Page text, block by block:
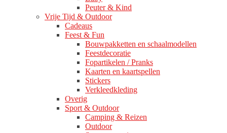
Peuter & Kind
Vrije Tijd & Outdoor
Cadeaus
Feest & Fun
Bouwpakketten en schaalmodellen
Feestdecoratie
Fopartikelen / Pranks
Kaarten en kaartspellen
Stickers
Verkleedkleding
Overig
Sport & Outdoor
Camping & Reizen
Outdoor